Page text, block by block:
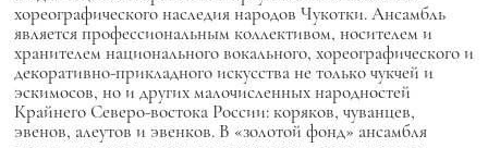
хореографического наследия народов Чукотки. Ансамбль
является профессиональным коллективом, носителем и
хранителем национального вокального, хореографического и
декоративно-прикладного искусства не только чукчей и
эскимосов, но и других малочисленных народностей
Крайнего Северо-востока России: коряков, чуванцев,
эвенов, алеутов и эвенков. В «золотой фонд» ансамбля